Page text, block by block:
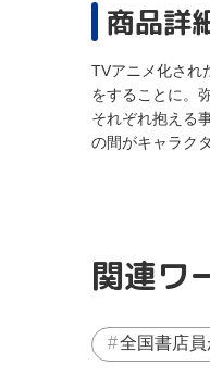
商品詳
TVアニメ化され
をすることに。
それぞれ抱える
の間がキャラク
関連ワ
全国書店